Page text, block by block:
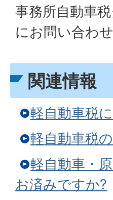
事務所自動車
にお問い合わ
関連情報
軽自動車税
軽自動車税
軽自動車・
お済みですか?